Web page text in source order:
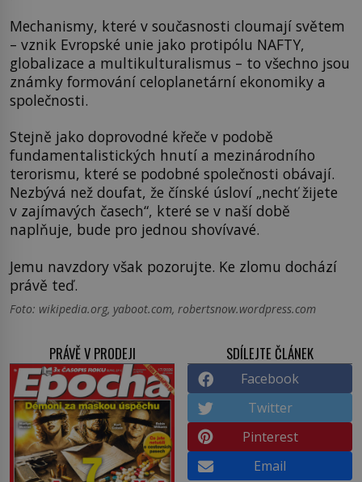
Mechanismy, které v současnosti cloumají světem
– vznik Evropské unie jako protipólu NAFTY,
globalizace a multikulturalismus – to všechno jsou
známky formování celoplanetární ekonomiky a
společnosti.
Stejně jako doprovodné křeče v podobě
fundamentalistických hnutí a mezinárodního
terorismu, které se podobné společnosti obávají.
Nezbývá než doufat, že čínské úsloví „nechť žijete
v zajímavých časech“, které se v naší době
naplňuje, bude pro jednou shovívavé.
Jemu navzdory však pozorujte. Ke zlomu dochází
právě teď.
Foto: wikipedia.org, yaboot.com, robertsnow.wordpress.com
PRÁVĚ V PRODEJI SDÍLEJTE ČLÁNEK
Facebook
Twitter
Pinterest
Email